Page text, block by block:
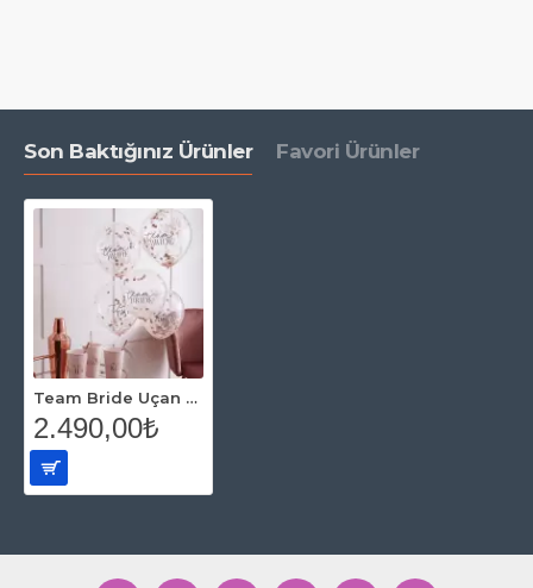
Son Baktığınız Ürünler Favori Ürünler
Team Bride Uçan Balon Seti
2.490,00₺